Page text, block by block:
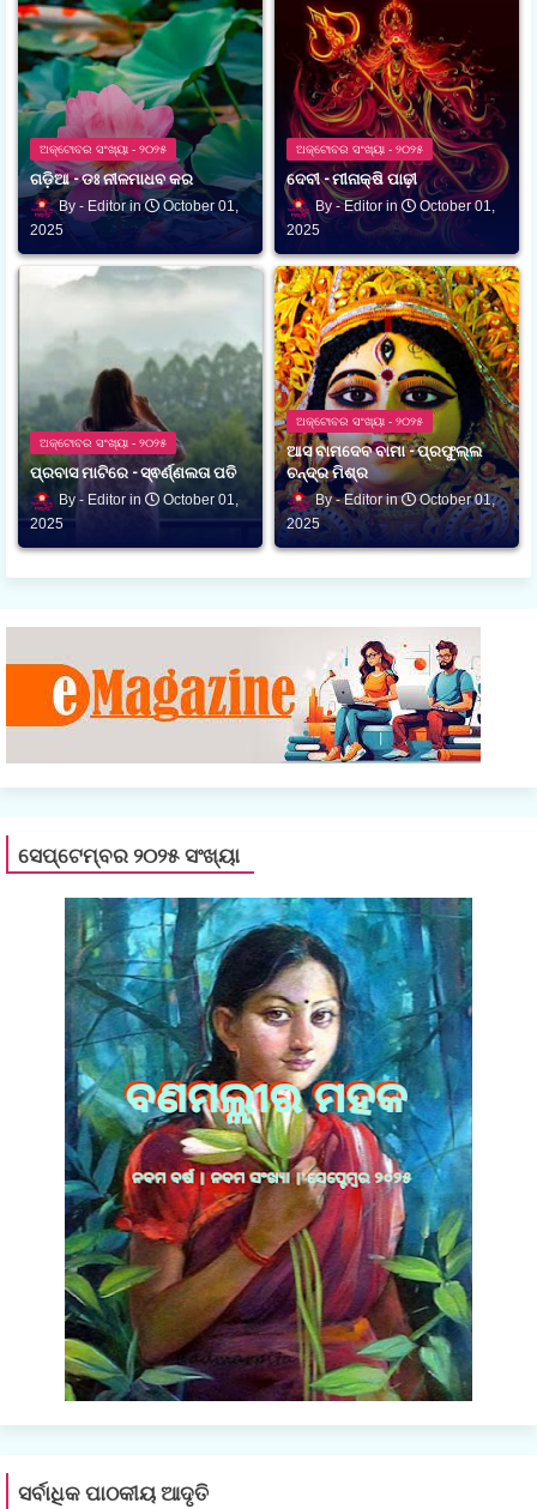
ଅକ୍ଟୋବର ସଂଖ୍ୟା - ୨୦୨୫
ଗଡ଼ିଆ - ଡଃ ନୀଳମାଧବ କର
Editor
October 01,
2025
ଅକ୍ଟୋବର ସଂଖ୍ୟା - ୨୦୨୫
ଦେବୀ - ମୀନାକ୍ଷି ପାଢ଼ୀ
Editor
October 01,
2025
ଅକ୍ଟୋବର ସଂଖ୍ୟା - ୨୦୨୫
ପ୍ରବାସ ମାଟିରେ - ସ୍ଵର୍ଣ୍ଣଲତା ପତି
Editor
October 01,
2025
ଅକ୍ଟୋବର ସଂଖ୍ୟା - ୨୦୨୫
ଆସ ବାମଦେବ ବାମା - ପ୍ରଫୁଲ୍ଲ
ଚନ୍ଦ୍ର ମିଶ୍ର
Editor
October 01,
2025
ସେପ୍ଟେମ୍ବର ୨୦୨୫ ସଂଖ୍ୟା
ସର୍ବାଧିକ ପାଠକୀୟ ଆଦୃତି